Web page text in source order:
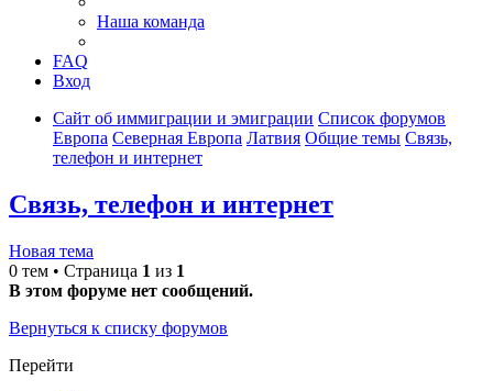
Наша команда
FAQ
Вход
Сайт об иммиграции и эмиграции Список форумов
Европа Северная Европа Латвия Общие темы Связь,
телефон и интернет
Связь, телефон и интернет
Новая тема
0 тем • Страница 1 из 1
В этом форуме нет сообщений.
Вернуться к списку форумов
Перейти